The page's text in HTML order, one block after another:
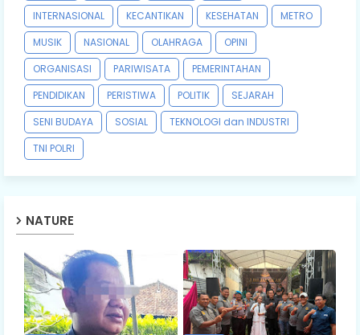
INTERNASIONAL
KECANTIKAN KESEHATAN
METRO
MUSIK
NASIONAL OLAHRAGA
OPINI
ORGANISASI
PARIWISATA
PEMERINTAHAN
PENDIDIKAN
PERISTIWA POLITIK
SEJARAH
SENI BUDAYA
SOSIAL
TEKNOLOGI dan INDUSTRI
TNI POLRI
NATURE